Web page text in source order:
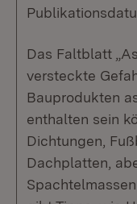
Das Faltblatt
versteckte
Bauprodukten
enthalten sein
Dichtungen,
Dachplatten,